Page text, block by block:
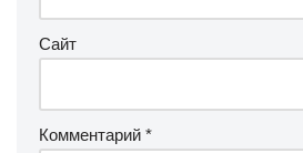
Сайт
Комментарий *